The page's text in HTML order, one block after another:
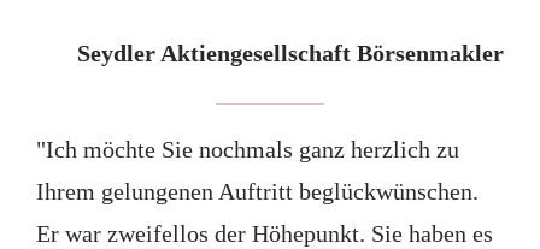
Seydler Aktiengesellschaft Börsenmakler
"Ich möchte Sie nochmals ganz herzlich zu
Ihrem gelungenen Auftritt beglückwünschen.
Er war zweifellos der Höhepunkt. Sie haben es